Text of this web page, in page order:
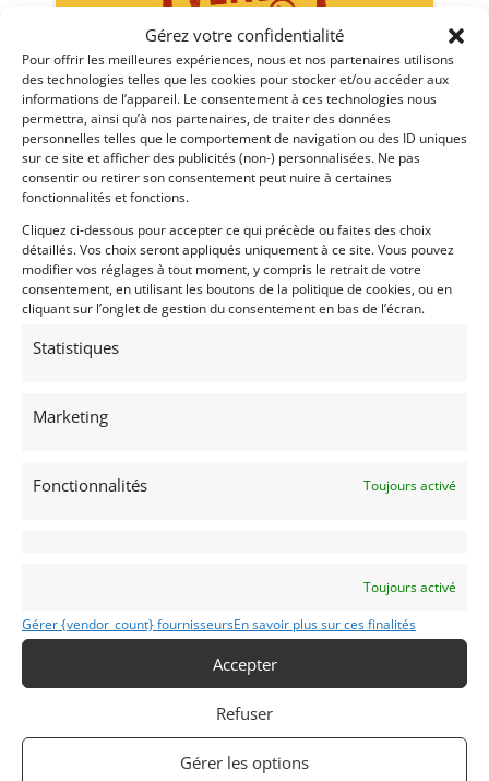
Gérez votre confidentialité
Pour offrir les meilleures expériences, nous et nos partenaires utilisons
des technologies telles que les cookies pour stocker et/ou accéder aux
informations de l’appareil. Le consentement à ces technologies nous
permettra, ainsi qu’à nos partenaires, de traiter des données
personnelles telles que le comportement de navigation ou des ID uniques
sur ce site et afficher des publicités (non-) personnalisées. Ne pas
consentir ou retirer son consentement peut nuire à certaines
fonctionnalités et fonctions.
Cliquez ci-dessous pour accepter ce qui précède ou faites des choix
détaillés. Vos choix seront appliqués uniquement à ce site. Vous pouvez
modifier vos réglages à tout moment, y compris le retrait de votre
consentement, en utilisant les boutons de la politique de cookies, ou en
cliquant sur l’onglet de gestion du consentement en bas de l’écran.
Statistiques
Marketing
Fonctionnalités Toujours activé
Toujours activé
Gérer {vendor_count} fournisseursEn savoir plus sur ces finalités
Accepter
Refuser
Gérer les options
Coupe circuit, Extincteur, Passeport technique historique
Vendu par : pessac-automobiles
RENAULT – FORMULE 1 RE60 (1985)
30 mai 2017